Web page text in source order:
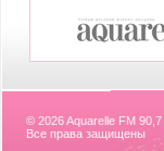
© 2026 Aquarelle FM 90,7
Все права защищены